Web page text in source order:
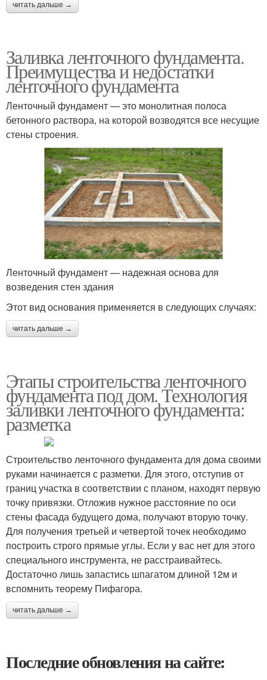
читать дальше →
Заливка ленточного фундамента.
Преимущества и недостатки
ленточного фундамента
Ленточный фундамент — это монолитная полоса
бетонного раствора, на которой возводятся все несущие
стены строения.
Ленточный фундамент — надежная основа для
возведения стен здания
Этот вид основания применяется в следующих случаях:
читать дальше →
Этапы строительства ленточного
фундамента под дом. Технология
заливки ленточного фундамента:
разметка
Строительство ленточного фундамента для дома своими
руками начинается с разметки. Для этого, отступив от
границ участка в соответствии с планом, находят первую
точку привязки. Отложив нужное расстояние по оси
стены фасада будущего дома, получают вторую точку.
Для получения третьей и четвертой точек необходимо
построить строго прямые углы. Если у вас нет для этого
специального инструмента, не расстраивайтесь.
Достаточно лишь запастись шпагатом длиной 12м и
вспомнить теорему Пифагора.
читать дальше →
Последние обновления на сайте: